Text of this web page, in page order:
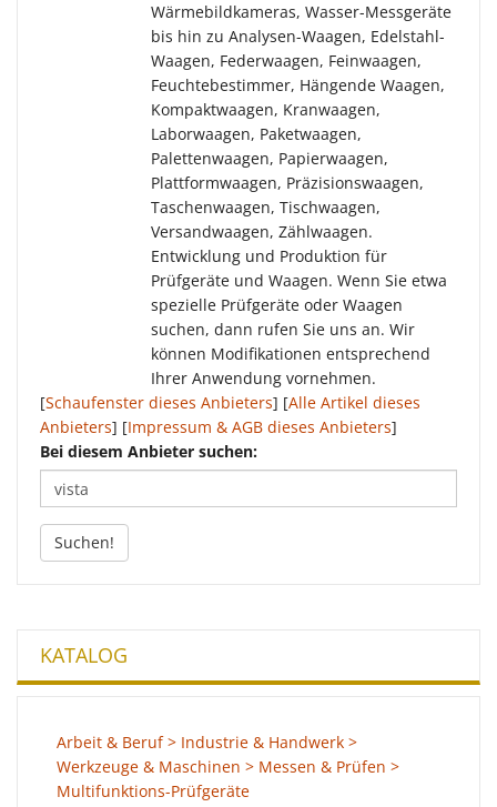
Wärmebildkameras, Wasser-Messgeräte
bis hin zu Analysen-Waagen, Edelstahl-
Waagen, Federwaagen, Feinwaagen,
Feuchtebestimmer, Hängende Waagen,
Kompaktwaagen, Kranwaagen,
Laborwaagen, Paketwaagen,
Palettenwaagen, Papierwaagen,
Plattformwaagen, Präzisionswaagen,
Taschenwaagen, Tischwaagen,
Versandwaagen, Zählwaagen.
Entwicklung und Produktion für
Prüfgeräte und Waagen. Wenn Sie etwa
spezielle Prüfgeräte oder Waagen
suchen, dann rufen Sie uns an. Wir
können Modifikationen entsprechend
Ihrer Anwendung vornehmen.
[Schaufenster dieses Anbieters] [Alle Artikel dieses
Anbieters] [Impressum & AGB dieses Anbieters]
Bei diesem Anbieter suchen:
Suchen!
KATALOG
Arbeit & Beruf > Industrie & Handwerk >
Werkzeuge & Maschinen > Messen & Prüfen >
Multifunktions-Prüfgeräte